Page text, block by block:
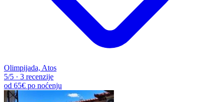
Olimpijada, Atos
5/5 · 3 recenzije
od 65€ po noćenju